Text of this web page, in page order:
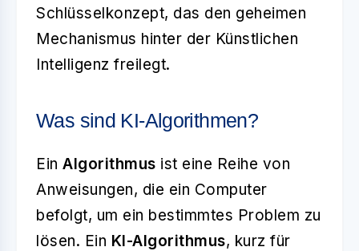
Schlüsselkonzept, das den geheimen
Mechanismus hinter der Künstlichen
Intelligenz freilegt.
Was sind KI-Algorithmen?
Ein Algorithmus ist eine Reihe von
Anweisungen, die ein Computer
befolgt, um ein bestimmtes Problem zu
lösen. Ein KI-Algorithmus, kurz für